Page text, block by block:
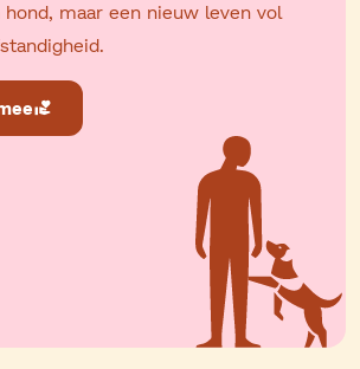
maar een nieuw leven vol